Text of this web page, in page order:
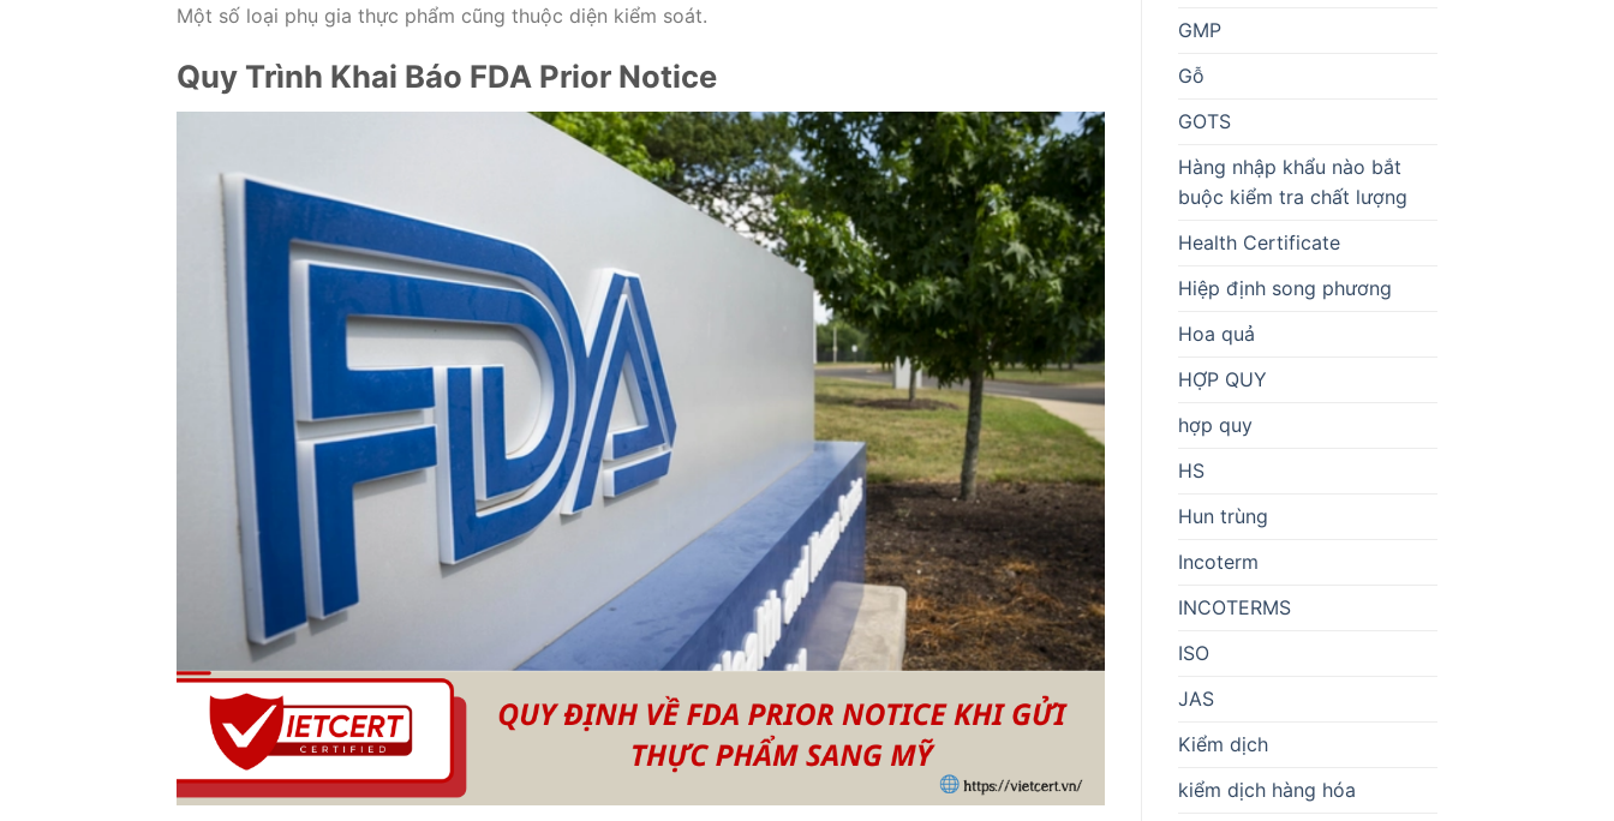
Một số loại phụ gia thực phẩm cũng thuộc diện kiểm soát.
Quy Trình Khai Báo FDA Prior Notice
GMP
Gỗ
GOTS
Hàng nhập khẩu nào bắt
buộc kiểm tra chất lượng
Health Certificate
Hiệp định song phương
Hoa quả
HỢP QUY
hợp quy
HS
Hun trùng
Incoterm
INCOTERMS
ISO
JAS
Kiểm dịch
kiểm dịch hàng hóa